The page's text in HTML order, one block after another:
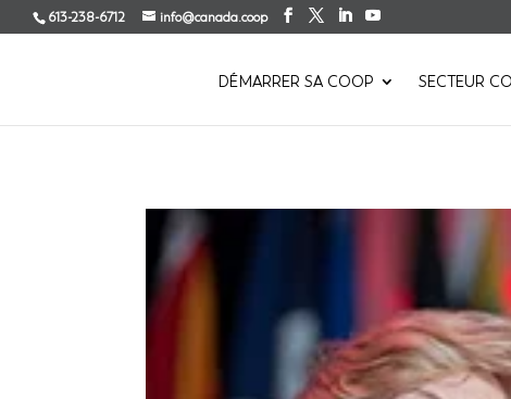
613-238-6712 info@canada.coop
DÉMARRER SA COOP SECTEUR